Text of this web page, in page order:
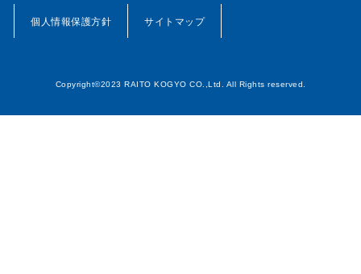
個人情報保護方針 サイトマップ
Copyright©2023 RAITO KOGYO CO.,Ltd. All Rights reserved.